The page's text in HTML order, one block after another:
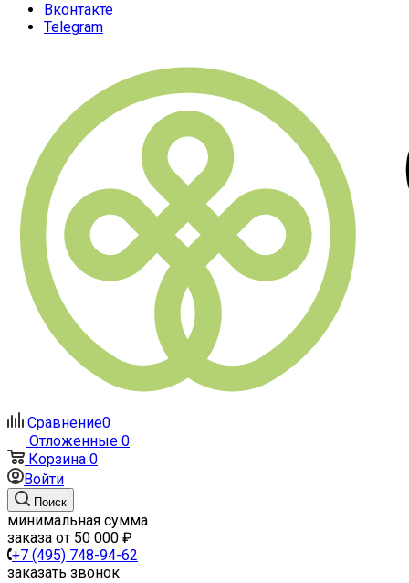
Вконтакте
Telegram
Сравнение0
Отложенные 0
Корзина 0
Войти
Поиск
минимальная сумма
заказа от 50 000 ₽
+7 (495) 748-94-62
заказать звонок